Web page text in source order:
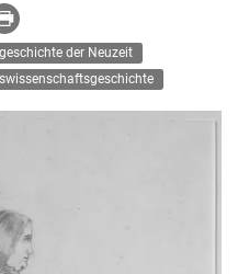
der Neuzeit